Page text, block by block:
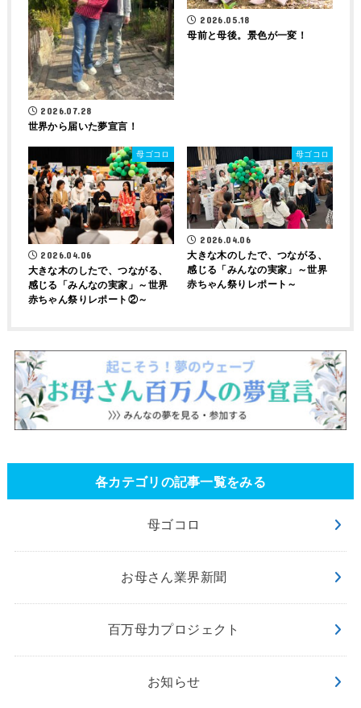
2026.07.28
世界から届いた夢宣言！
2026.05.18
母前と母後。景色が一変！
母ゴコロ
2026.04.06
大きな木のしたで、つながる、
感じる「みんなの実家」～世界
赤ちゃん祭りレポート②～
母ゴコロ
2026.04.06
大きな木のしたで、つながる、
感じる「みんなの実家」～世界
赤ちゃん祭りレポート～
各カテゴリの記事一覧をみる
母ゴコロ
お母さん業界新聞
百万母力プロジェクト
お知らせ